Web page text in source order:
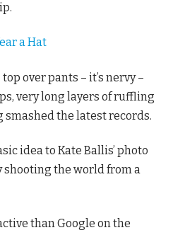
a Hat
over pants – it’s nervy –
very long layers of ruffling
smashed the latest records.
idea to Kate Ballis’ photo
shooting the world from a
than Google on the